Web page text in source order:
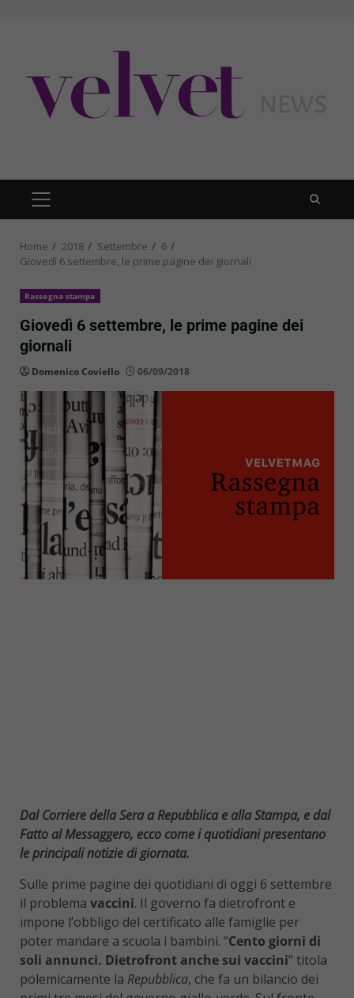
PRIMARY
MENU
Home 2018 Settembre
6
Giovedì 6 settembre, le prime pagine dei giornali
Rassegna stampa
Giovedì 6 settembre, le prime pagine dei
giornali
Domenico Coviello 06/09/2018
Dal Corriere della Sera a Repubblica e alla Stampa, e dal
Fatto al Messaggero, ecco come i quotidiani presentano
le principali notizie di giornata.
Sulle prime pagine dei quotidiani di oggi 6 settembre
il problema vaccini. Il governo fa dietrofront e
impone l’obbligo del certificato alle famiglie per
poter mandare a scuola i bambini. “Cento giorni di
soli annunci. Dietrofront anche sui vaccini” titola
polemicamente la Repubblica, che fa un bilancio dei